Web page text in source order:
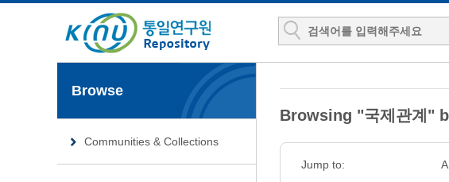
Browse
Communities & Collections
Browsing "국제관계"
Jump to: